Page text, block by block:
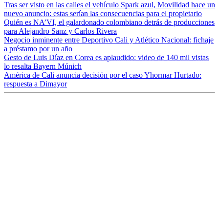
Tras ser visto en las calles el vehículo Spark azul, Movilidad hace un
nuevo anuncio: estas serían las consecuencias para el propietario
Quién es NA’VI, el galardonado colombiano detrás de producciones
para Alejandro Sanz y Carlos Rivera
Negocio inminente entre Deportivo Cali y Atlético Nacional: fichaje
a préstamo por un año
Gesto de Luis Díaz en Corea es aplaudido: video de 140 mil vistas
lo resalta Bayern Múnich
América de Cali anuncia decisión por el caso Yhormar Hurtado:
respuesta a Dimayor